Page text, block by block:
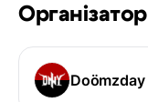
Організатор
Doömzday